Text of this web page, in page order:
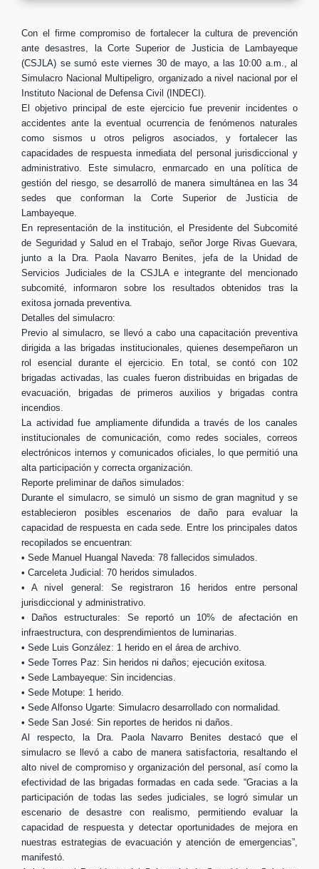
Con el firme compromiso de fortalecer la cultura de prevención
ante desastres, la Corte Superior de Justicia de Lambayeque
(CSJLA) se sumó este viernes 30 de mayo, a las 10:00 a.m., al
Simulacro Nacional Multipeligro, organizado a nivel nacional por el
Instituto Nacional de Defensa Civil (INDECI).
El objetivo principal de este ejercicio fue prevenir incidentes o
accidentes ante la eventual ocurrencia de fenómenos naturales
como sismos u otros peligros asociados, y fortalecer las
capacidades de respuesta inmediata del personal jurisdiccional y
administrativo. Este simulacro, enmarcado en una política de
gestión del riesgo, se desarrolló de manera simultánea en las 34
sedes que conforman la Corte Superior de Justicia de
Lambayeque.
En representación de la institución, el Presidente del Subcomité
de Seguridad y Salud en el Trabajo, señor Jorge Rivas Guevara,
junto a la Dra. Paola Navarro Benites, jefa de la Unidad de
Servicios Judiciales de la CSJLA e integrante del mencionado
subcomité, informaron sobre los resultados obtenidos tras la
exitosa jornada preventiva.
Detalles del simulacro:
Previo al simulacro, se llevó a cabo una capacitación preventiva
dirigida a las brigadas institucionales, quienes desempeñaron un
rol esencial durante el ejercicio. En total, se contó con 102
brigadas activadas, las cuales fueron distribuidas en brigadas de
evacuación, brigadas de primeros auxilios y brigadas contra
incendios.
La actividad fue ampliamente difundida a través de los canales
institucionales de comunicación, como redes sociales, correos
electrónicos internos y comunicados oficiales, lo que permitió una
alta participación y correcta organización.
Reporte preliminar de daños simulados:
Durante el simulacro, se simuló un sismo de gran magnitud y se
establecieron posibles escenarios de daño para evaluar la
capacidad de respuesta en cada sede. Entre los principales datos
recopilados se encuentran:
• Sede Manuel Huangal Naveda: 78 fallecidos simulados.
• Carceleta Judicial: 70 heridos simulados.
• A nivel general: Se registraron 16 heridos entre personal
jurisdiccional y administrativo.
• Daños estructurales: Se reportó un 10% de afectación en
infraestructura, con desprendimientos de luminarias.
• Sede Luis González: 1 herido en el área de archivo.
• Sede Torres Paz: Sin heridos ni daños; ejecución exitosa.
• Sede Lambayeque: Sin incidencias.
• Sede Motupe: 1 herido.
• Sede Alfonso Ugarte: Simulacro desarrollado con normalidad.
• Sede San José: Sin reportes de heridos ni daños.
Al respecto, la Dra. Paola Navarro Benites destacó que el
simulacro se llevó a cabo de manera satisfactoria, resaltando el
alto nivel de compromiso y organización del personal, así como la
efectividad de las brigadas formadas en cada sede. “Gracias a la
participación de todas las sedes judiciales, se logró simular un
escenario de desastre con realismo, permitiendo evaluar la
capacidad de respuesta y detectar oportunidades de mejora en
nuestras estrategias de evacuación y atención de emergencias”,
manifestó.